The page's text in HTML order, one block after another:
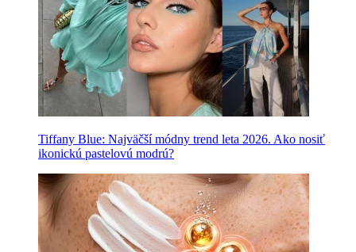
Tiffany Blue: Najväčší módny trend leta 2026. Ako nosiť
ikonickú pastelovú modrú?